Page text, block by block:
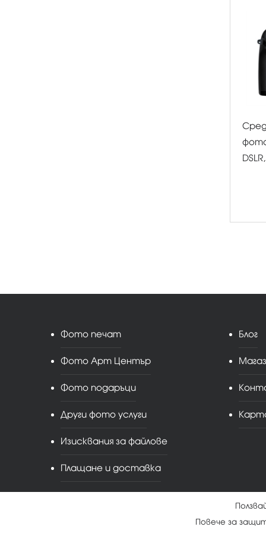
Фото печат
Фото Арт Център
Фото подаръци
Други фото услуги
Изисквания за файлове
Плащане и доставка
Блог
Повече за